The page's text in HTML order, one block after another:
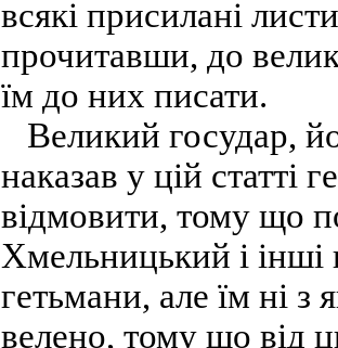
всякі присилані
прочитавши, до
їм до них писати.
Великий государ,
наказав у цій статті
відмовити, тому що
Хмельницький і інші
гетьмани, але їм ні
велено, тому що від